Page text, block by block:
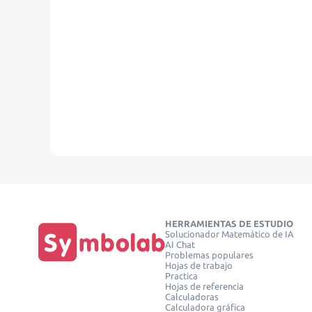
HERRAMIENTAS DE ESTUDIO
Solucionador Matemático de IA
AI Chat
Problemas populares
Hojas de trabajo
Practica
Hojas de referencia
Calculadoras
Calculadora gráfica